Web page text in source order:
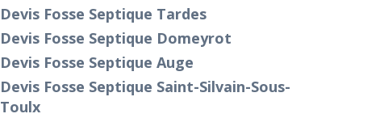
Devis Fosse Septique Tardes
Devis Fosse Septique Domeyrot
Devis Fosse Septique Auge
Devis Fosse Septique Saint-Silvain-Sous-
Toulx